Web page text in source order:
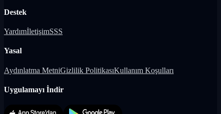
Destek
YardımİletişimSSS
Yasal
Aydınlatma MetniGizlilik PolitikasıKullanım Koşulları
Uygulamayı İndir